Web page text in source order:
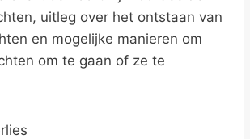
uitleg over het ontstaan van
en mogelijke manieren om
om te gaan of ze te